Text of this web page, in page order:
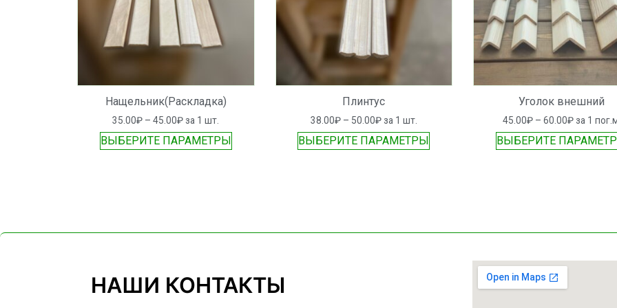
Нащельник(Раскладка)
35.00₽ –45.00₽ за 1 шт.
ВЫБЕРИТЕ ПАРАМЕТРЫ
Плинтус
38.00₽– 50.00₽за 1 шт.
ВЫБЕРИТЕ ПАРАМЕТРЫ
Уголок внешний
45.00₽– 60.00₽за 1
ВЫБЕРИТЕ
НАШИ КОНТАКТЫ